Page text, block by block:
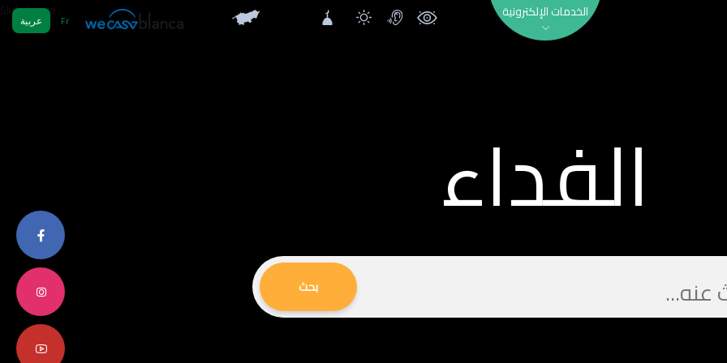
الخدمات الإلكترونية Fr عربية
الفداء
بحث